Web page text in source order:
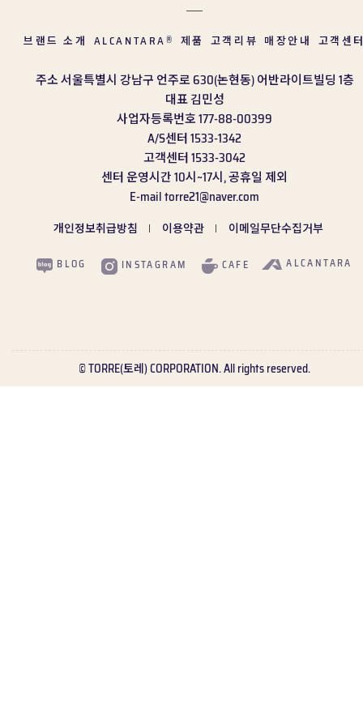
브랜드 소개 ALCANTARA® 제품 고객리뷰 매장안내 고객센
주소서울특별시 강남구 언주로 630(논현동) 어반라이트빌딩 1층
대표김민성
사업자등록번호177-88-00399
A/S센터1533-1342
고객센터1533-3042
센터 운영시간10시~17시, 공휴일 제외
E-mailtorre21@naver.com
개인정보취급방침 이용약관 이메일무단수집거부
BLOG INSTAGRAM CAFE ALCANTARA
© TORRE(토레) CORPORATION. All rights reserved.